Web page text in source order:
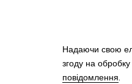
Надаючи свою
згоду на
повідомлення